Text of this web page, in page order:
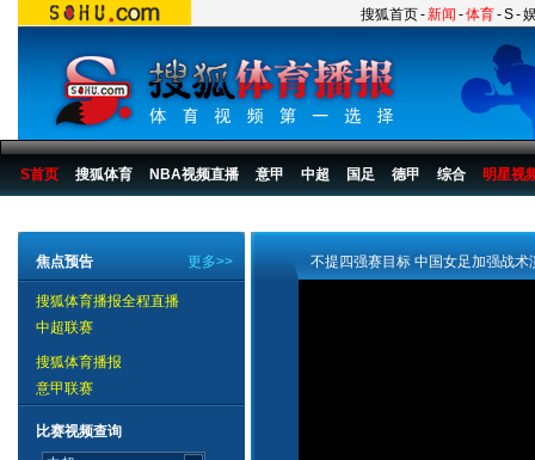
搜狐首页-新闻 -体育-S-
S首页 搜狐体育 NBA视频直播 意甲 中超 国足 德甲 综合 明星视
更多>>
焦点预告
搜狐体育播报全程直播
中超联赛
搜狐体育播报
意甲联赛
比赛视频查询
不提四强赛目标 中国女足加强战术